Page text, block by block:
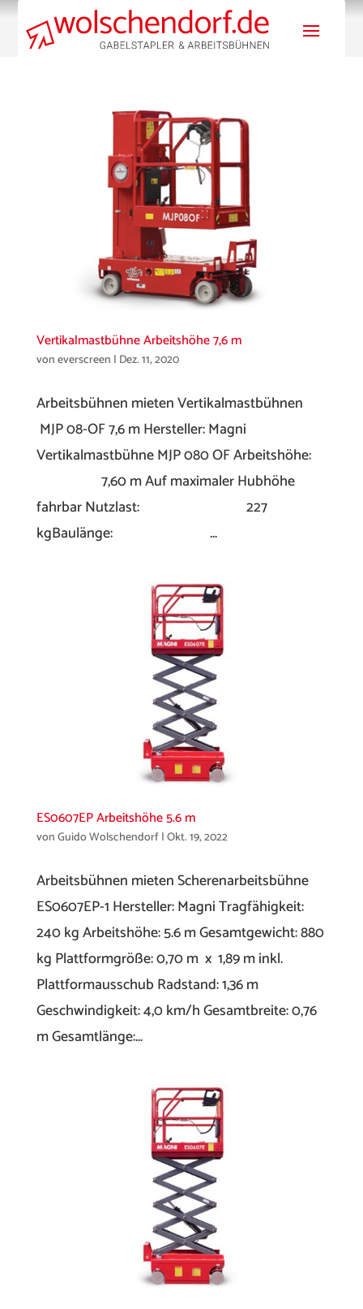
Vertikalmastbühne Arbeitshöhe 7,6 m
voneverscreen | Dez. 11, 2020
Arbeitsbühnen mieten Vertikalmastbühnen
MJP 08-OF 7,6 m Hersteller: Magni
Vertikalmastbühne MJP 080 OF Arbeitshöhe:
7,60 m Auf maximaler Hubhöhe
fahrbar Nutzlast: 227
kgBaulänge: ...
ES0607EP Arbeitshöhe 5.6 m
vonGuido Wolschendorf|Okt. 19, 2022
Arbeitsbühnen mieten Scherenarbeitsbühne
ES0607EP-1 Hersteller: Magni Tragfähigkeit:
240 kg Arbeitshöhe: 5.6 m Gesamtgewicht: 880
kg Plattformgröße: 0,70 m x 1,89 m inkl.
Plattformausschub Radstand: 1,36 m
Geschwindigkeit: 4,0 km/h Gesamtbreite: 0,76
m Gesamtlänge:...